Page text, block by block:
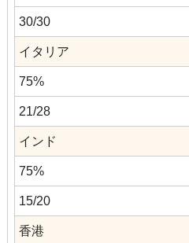
30/30
イタリア
75%
21/28
インド
75%
15/20
香港